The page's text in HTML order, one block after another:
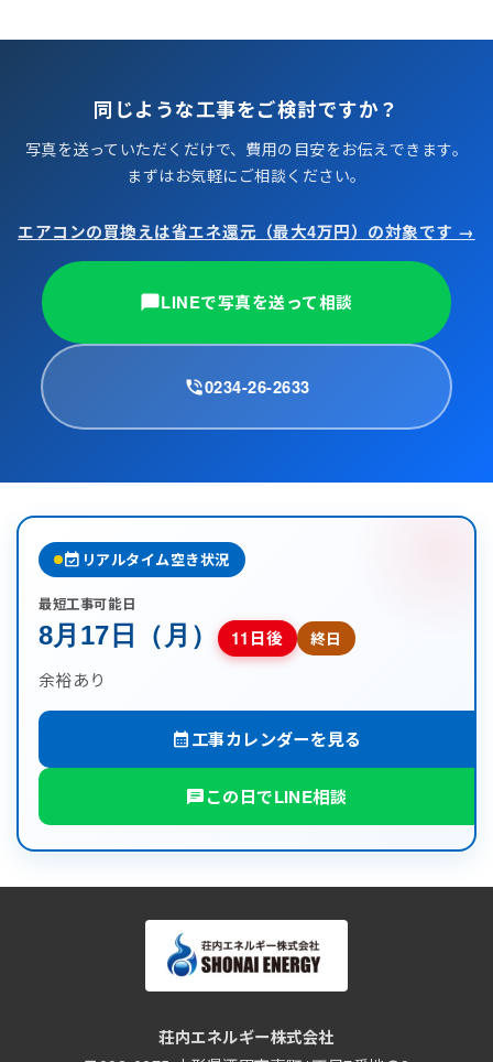
同じような工事をご検討ですか？
写真を送っていただくだけで、費用の目安をお伝えできます。
まずはお気軽にご相談ください。
エアコンの買換えは省エネ還元（最大4万円）の対象です →
LINEで写真を送って相談
0234-26-2633
event_available リアルタイム空き状況
最短工事可能日
8月17日（月） 11日後 終日
余裕あり
calendar_month工事カレンダーを見る
chatこの日でLINE相談
荘内エネルギー株式会社